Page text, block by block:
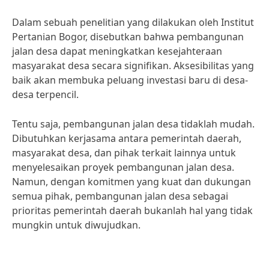
Dalam sebuah penelitian yang dilakukan oleh Institut
Pertanian Bogor, disebutkan bahwa pembangunan
jalan desa dapat meningkatkan kesejahteraan
masyarakat desa secara signifikan. Aksesibilitas yang
baik akan membuka peluang investasi baru di desa-
desa terpencil.
Tentu saja, pembangunan jalan desa tidaklah mudah.
Dibutuhkan kerjasama antara pemerintah daerah,
masyarakat desa, dan pihak terkait lainnya untuk
menyelesaikan proyek pembangunan jalan desa.
Namun, dengan komitmen yang kuat dan dukungan
semua pihak, pembangunan jalan desa sebagai
prioritas pemerintah daerah bukanlah hal yang tidak
mungkin untuk diwujudkan.